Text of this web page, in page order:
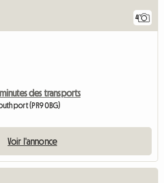
4
des transports
(PR9 0BG)
Voir l'annonce